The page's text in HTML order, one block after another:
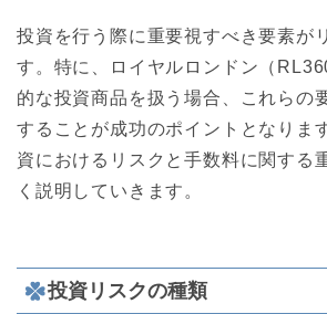
投資を行う際に重要視すべき要素が
す。特に、ロイヤルロンドン（
的な投資商品を扱う場合、これらの
することが成功のポイントとなりま
資におけるリスクと手数料に関する
く説明していきます。
投資リスクの種類